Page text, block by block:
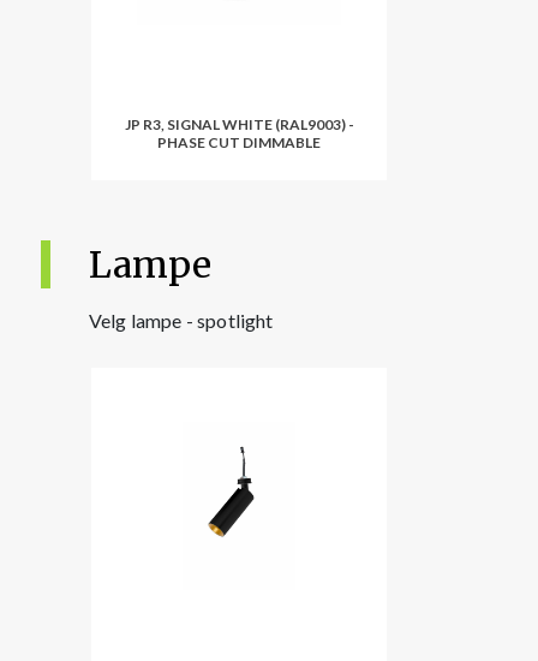
JP R3, SIGNAL WHITE (RAL9003) -
PHASE CUT DIMMABLE
Lampe
Velg lampe - spotlight